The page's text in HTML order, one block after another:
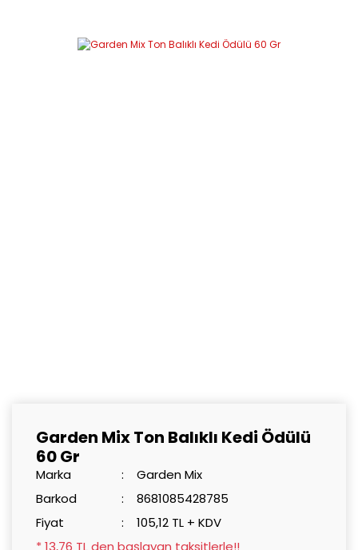
Garden Mix Ton Balıklı Kedi Ödülü
60 Gr
Marka
Garden Mix
Barkod
8681085428785
Fiyat
105,12 TL + KDV
* 13,76 TL den başlayan taksitlerle!!